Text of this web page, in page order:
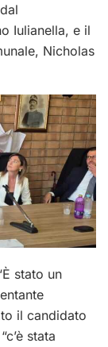
Iulianella, e il
Nicholas
stato un
il candidato
stata